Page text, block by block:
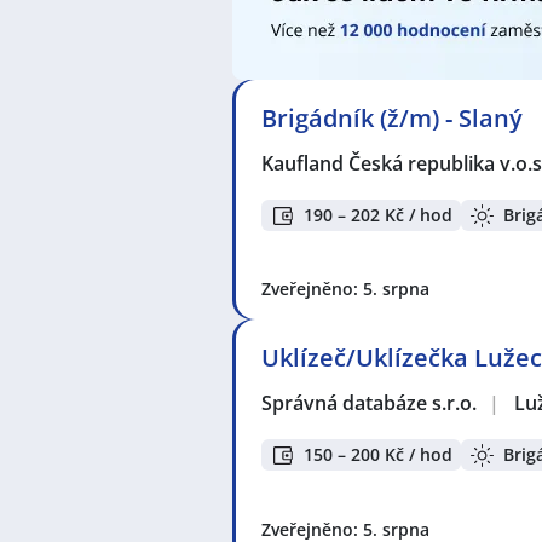
KPK sport s.r.o.
Czech Aerosol,
Správná databáze s.r.o.
B+N
,Andulka services s.r.o.,
společnost a.s.,Adventyn s.r.o.,
Seznam lokalit v zobrazených
Celá ČR
Velvěty, Rtyně nad Bílinou
Praha,Hostivice ,Dejvice, Praha
Brigádník (ž/m) - Slaný
Kaufland Česká republika
190 – 202 Kč / hod
Zveřejněno: 5. srpna
Uklízeč/Uklízečka
Správná databáze s.r.o. |
150 – 200 Kč / hod
Zveřejněno: 5. srpna